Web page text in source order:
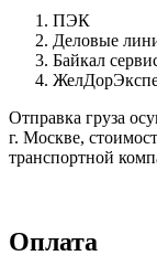
ПЭК
Деловые
Байкал
Отправка груза
г. Москве,
транспортной
Оплата